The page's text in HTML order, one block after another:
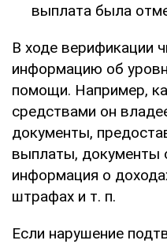
выплата была
В ходе верификации
информацию об
помощи. Например,
средствами он
документы,
выплаты, документы
информация о
штрафах и т. п.
Если нарушение